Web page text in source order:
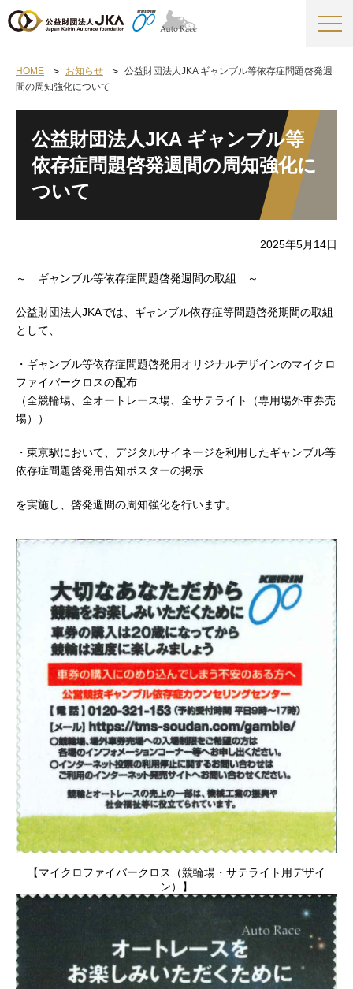
HOME お知らせ
公益財団法人JKA ギャンブル等依存症問題啓発週
間の周知強化について
公益財団法人JKA ギャンブル等
依存症問題啓発週間の周知強化に
ついて
2025年5月14日
～ ギャンブル等依存症問題啓発週間の取組 ～
公益財団法人JKAでは、ギャンブル依存症等問題啓発期間の取組
として、
・ギャンブル等依存症問題啓発用オリジナルデザインのマイクロ
ファイバークロスの配布
（全競輪場、全オートレース場、全サテライト（専用場外車券売
場））
・東京駅において、デジタルサイネージを利用したギャンブル等
依存症問題啓発用告知ポスターの掲示
を実施し、啓発週間の周知強化を行います。
【マイクロファイバークロス（競輪場・サテライト用デザイ
ン）】